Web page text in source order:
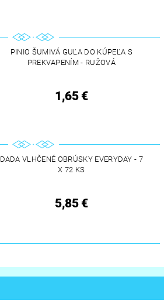
PINIO ŠUMIVÁ GUĽA DO KÚPEĽA S
PREKVAPENÍM - RUŽOVÁ
1,65 €
DADA VLHČENÉ OBRÚSKY EVERYDAY - 7
X 72 KS
5,85 €